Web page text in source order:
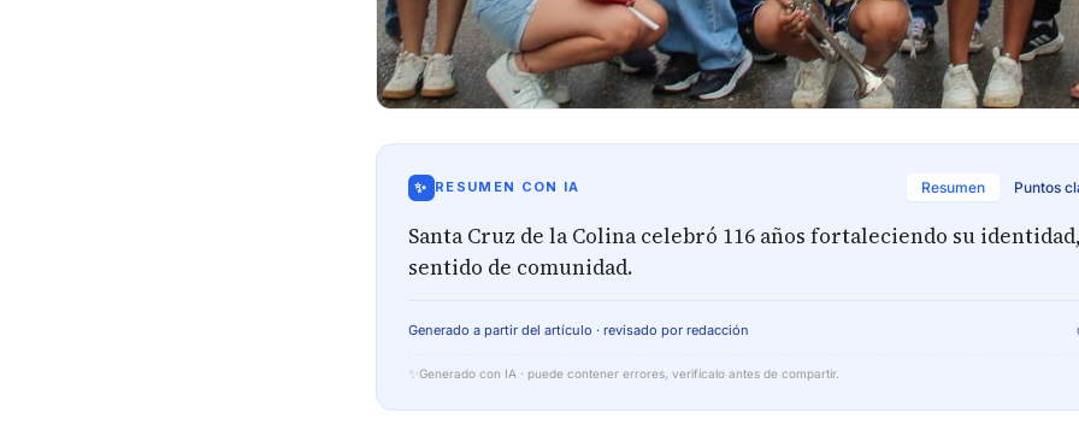
✨ RESUMEN CON IA Resumen Puntos
Santa Cruz de la Colina celebró 116 años fortaleciendo su
sentido de comunidad.
Generado a partir del artículo · revisado por redacción
✨ Generado con IA · puede contener errores, verifícalo antes de compartir.